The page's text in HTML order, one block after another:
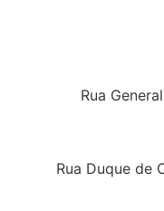
Rua
Rua Duque de